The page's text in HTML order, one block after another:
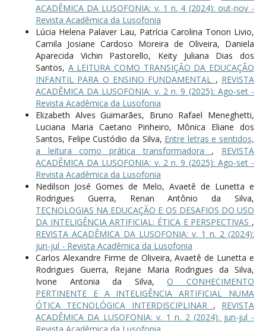
ACADÊMICA DA LUSOFONIA: v. 1 n. 4 (2024): out-nov -
Revista Acadêmica da Lusofonia
Lúcia Helena Palaver Lau, Patrícia Carolina Tonon Livio,
Camila Josiane Cardoso Moreira de Oliveira, Daniela
Aparecida Vichin Pastorello, Keity Juliana Dias dos
Santos, A LEITURA COMO TRANSIÇÃO DA EDUCAÇÃO
INFANTIL PARA O ENSINO FUNDAMENTAL , REVISTA
ACADÊMICA DA LUSOFONIA: v. 2 n. 9 (2025): Ago-set -
Revista Acadêmica da Lusofonia
Elizabeth Alves Guimarães, Bruno Rafael Meneghetti,
Luciana Maria Caetano Pinheiro, Mônica Eliane dos
Santos, Felipe Custódio da Silva, Entre letras e sentidos,
a leitura como prática transformadora , REVISTA
ACADÊMICA DA LUSOFONIA: v. 2 n. 9 (2025): Ago-set -
Revista Acadêmica da Lusofonia
Nedilson José Gomes de Melo, Avaetê de Lunetta e
Rodrigues Guerra, Renan Antônio da Silva,
TECNOLOGIAS NA EDUCAÇÃO E OS DESAFIOS DO USO
DA INTELIGÊNCIA ARTIFICIAL: ÉTICA E PERSPECTIVAS ,
REVISTA ACADÊMICA DA LUSOFONIA: v. 1 n. 2 (2024):
jun-jul - Revista Acadêmica da Lusofonia
Carlos Alexandre Firme de Oliveira, Avaetê de Lunetta e
Rodrigues Guerra, Rejane Maria Rodrigues da Silva,
Ivone Antonia da Silva,O CONHECIMENTO
PERTINENTE E A INTELIGÊNCIA ARTIFICIAL NUMA
ÓTICA TECNOLÓGICA INTERDISCIPLINAR , REVISTA
ACADÊMICA DA LUSOFONIA: v. 1 n. 2 (2024): jun-jul -